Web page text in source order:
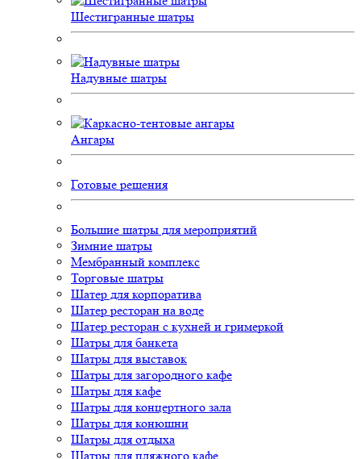
Шестигранные шатры
Надувные шатры
Ангары
Готовые решения
Большие шатры для мероприятий
Зимние шатры
Мембранный комплекс
Торговые шатры
Шатер для корпоратива
Шатер ресторан на воде
Шатер ресторан с кухней и гримеркой
Шатры для банкета
Шатры для выставок
Шатры для загородного кафе
Шатры для кафе
Шатры для концертного зала
Шатры для конюшни
Шатры для отдыха
Шатры для пляжного кафе